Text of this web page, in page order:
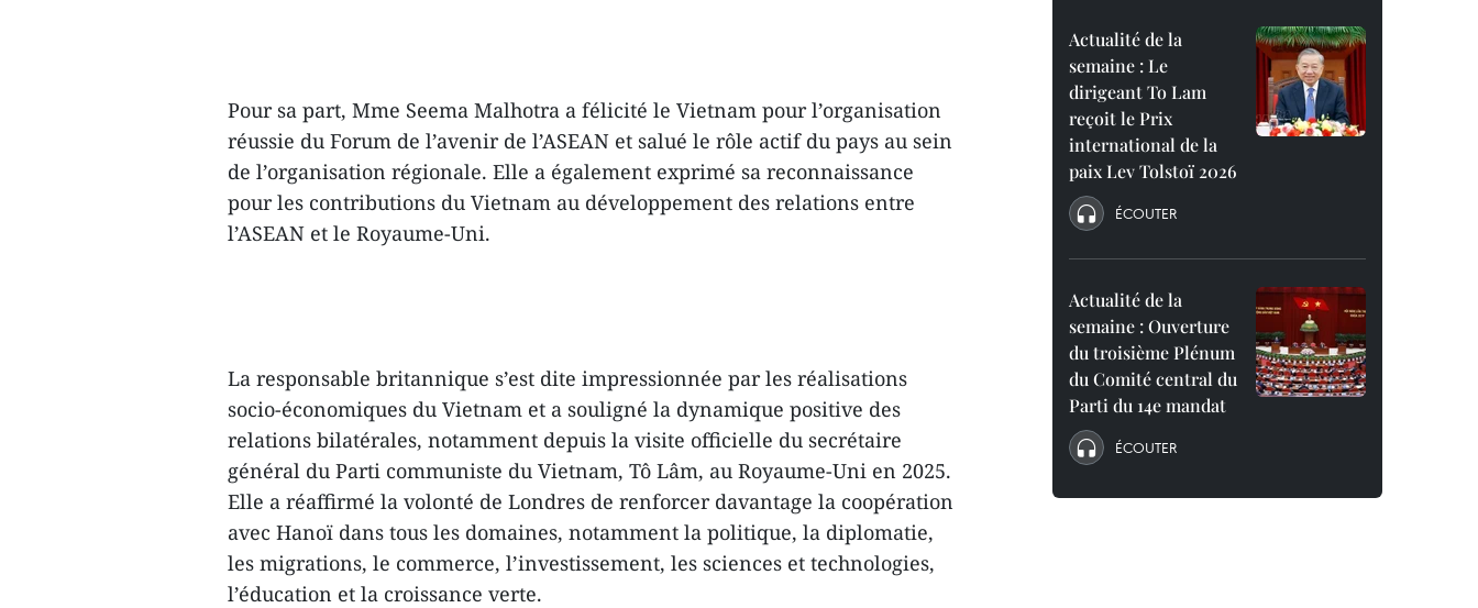
Pour sa part, Mme Seema Malhotra a félicité le Vietnam pour l’organisation
réussie du Forum de l’avenir de l’ASEAN et salué le rôle actif du pays au sein
de l’organisation régionale. Elle a également exprimé sa reconnaissance
pour les contributions du Vietnam au développement des relations entre
l’ASEAN et le Royaume-Uni.
La responsable britannique s’est dite impressionnée par les réalisations
socio-économiques du Vietnam et a souligné la dynamique positive des
relations bilatérales, notamment depuis la visite officielle du secrétaire
général du Parti communiste du Vietnam, Tô Lâm, au Royaume-Uni en 2025.
Elle a réaffirmé la volonté de Londres de renforcer davantage la coopération
avec Hanoï dans tous les domaines, notamment la politique, la diplomatie,
les migrations, le commerce, l’investissement, les sciences et technologies,
l’éducation et la croissance verte.
Actualité de la
semaine : Le
dirigeant To Lam
reçoit le Prix
international de la
paix Lev Tolstoï 2026
ÉCOUTER
Actualité de la
semaine : Ouverture
du troisième Plénum
du Comité central du
Parti du 14e mandat
ÉCOUTER